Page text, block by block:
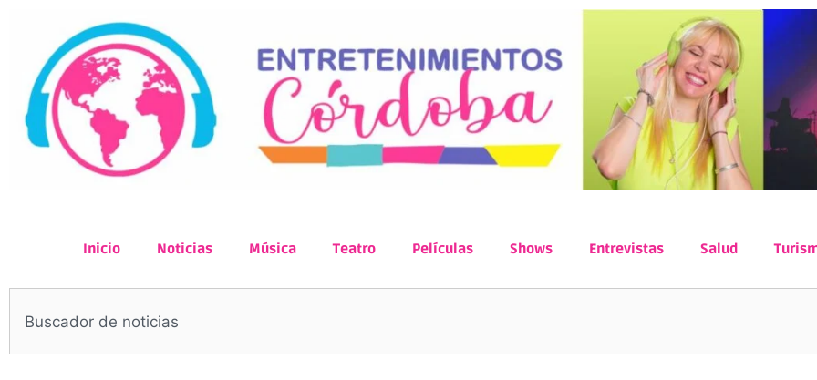
Inicio Noticias Música Teatro Películas Shows Entrevistas Salud